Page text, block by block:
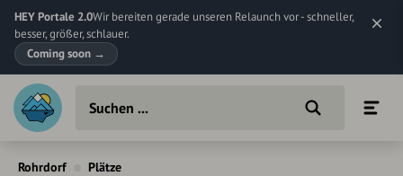
HEY Portale 2.0Wir bereiten gerade unseren Relaunch vor - schneller,
besser, größer, schlauer.
Coming soon →
Rohrdorf Plätze